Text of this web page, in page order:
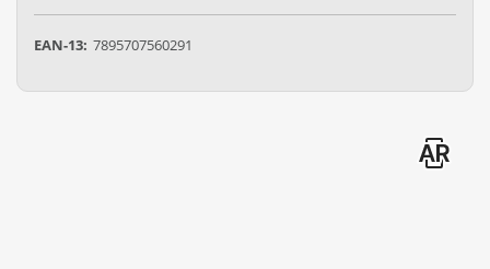
EAN-13: 7895707560291